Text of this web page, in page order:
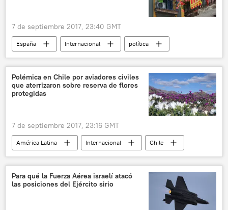
7 de septiembre 2017, 23:40 GMT
España Internacional
política
Cataluña
referéndum
secesión
El referéndum del 1-O en Cataluña (2017)
noticias
Polémica en Chile por aviadores civiles
que aterrizaron sobre reserva de flores
protegidas
7 de septiembre 2017, 23:16 GMT
América Latina Internacional
Chile
aterrizaje
noticias
Para qué la Fuerza Aérea israelí atacó
las posiciones del Ejército sirio